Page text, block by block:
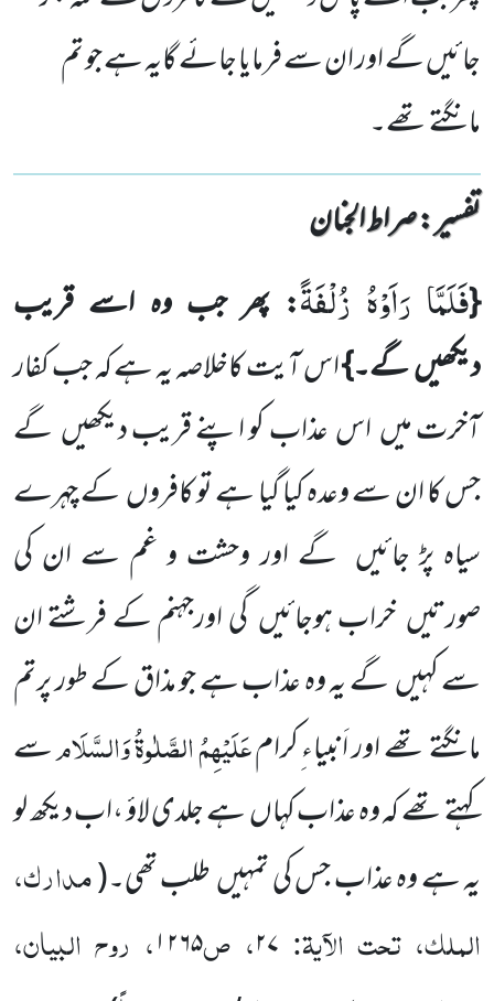
جائیں گے اور ان سے فرمایا جائے گایہ ہے جو تم
مانگتے تھے۔
تفسیر : ‎صراط الجنان
{فَلَمَّا رَاَوْهُ زُلْفَةً: پھر جب وہ اسے قریب
دیکھیںگے۔}اس آیت کاخلاصہ یہ ہے کہ جب کفار
آخرت میںاس عذابکو اپنے قریب دیکھیںگے
جس کا ان سے وعدہ کیا گیا ہے تو کافروںکے چہرے
سیاہ پڑ جائیں گے اور وحشت و غم سے ان کی
صورتیںخراب ہوجائیں گی اورجہنم کے فرشتے ان
سے کہیںگے یہ وہ عذاب ہے جو مذاق کے طور پرتم
مانگتے تھےاور اَنبیاء ِکرامعَلَیْہِمُ الصَّلٰوۃُ وَالسَّلَامسے
کہتے تھے کہ وہ عذاب کہاںہے جلدی لاؤ ،اب دیکھ لو
یہ ہے وہ عذاب جس کیتمہیںطلب تھی۔(مدارک،
الملک، تحت الآیۃ: ۲۷، ص۱۲۶۵، روح البیان،